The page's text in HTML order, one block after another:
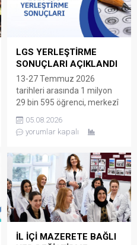
LGS YERLEŞTİRME
SONUÇLARI AÇIKLANDI
13-27 Temmuz 2026
tarihleri arasında 1 milyon
29 bin 595 öğrenci, merkezî
öğrenci alan okullar için
tercihte bulundu. Böylece ilk
yüzde 93,56’sı tercihlerine
yerleşti. Sınavla öğrenci alan
okullarda doluluk oranı
yüzde 95,76 Sınavla öğrenci
alan okullar için açılan 198
bin 905 kontenjanın 190
bin...
05.08.2026
yorumlar kapalı
İL İÇİ MAZERETE BAĞLI